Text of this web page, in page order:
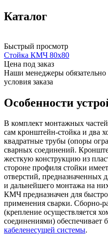
Каталог
Быстрый просмотр
Стойка КМЧ 80х80
Цена под заказ
Наши менеджеры обязательно
условия заказа
Особенности
В комплект монтажных
сам кронштейн-стойка и два
квадратные трубы (опоры
сварных соединений.
жесткую конструкцию из
стороне профиля стойки
отверстий, предназначенных
и дальнейшего монтажа на
КМЧ предназначен для
применения сварки. Сборно-
(крепление осуществляется
соединениями)
кабеленесущей системы.